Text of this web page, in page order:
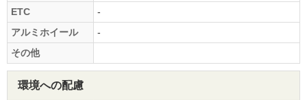
ETC
-
アルミホイール
-
その他
環境への配慮